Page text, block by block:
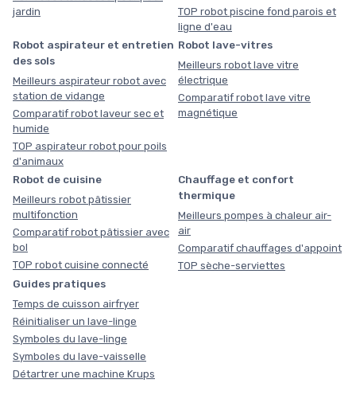
jardin
TOP robot piscine fond parois et
ligne d'eau
Robot aspirateur et entretien
des sols
Meilleurs aspirateur robot avec
station de vidange
Comparatif robot laveur sec et
humide
TOP aspirateur robot pour poils
d'animaux
Robot lave-vitres
Meilleurs robot lave vitre
électrique
Comparatif robot lave vitre
magnétique
Robot de cuisine
Meilleurs robot pâtissier
multifonction
Comparatif robot pâtissier avec
bol
TOP robot cuisine connecté
Chauffage et confort
thermique
Meilleurs pompes à chaleur air-
air
Comparatif chauffages d'appoint
TOP sèche-serviettes
Guides pratiques
Temps de cuisson airfryer
Réinitialiser un lave-linge
Symboles du lave-linge
Symboles du lave-vaisselle
Détartrer une machine Krups